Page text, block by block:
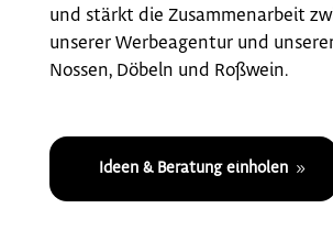
und stärkt die Zusammenarbeit
unserer Werbeagentur und
Nossen, Döbeln und Roßwein.
Ideen & Beratung einholen